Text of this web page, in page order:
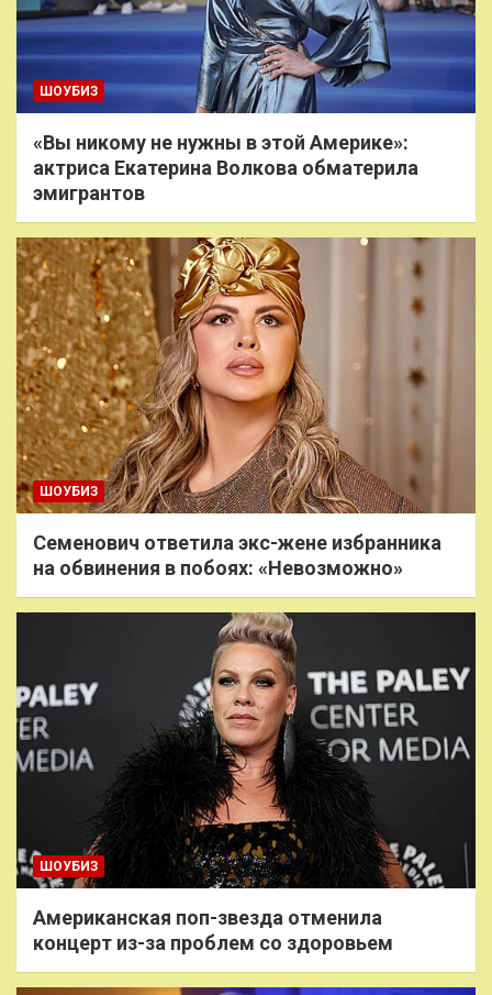
ШОУБИЗ
«Вы никому не нужны в этой Америке»:
актриса Екатерина Волкова обматерила
эмигрантов
ШОУБИЗ
Семенович ответила экс-жене избранника
на обвинения в побоях: «Невозможно»
ШОУБИЗ
Американская поп-звезда отменила
концерт из-за проблем со здоровьем